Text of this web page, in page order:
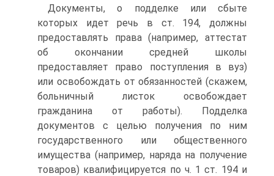
Документы, о подделке или сбыте
которых идет речь в ст. 194, должны
предоставлять права (например, аттестат
об окончании средней школы
предоставляет право поступления в вуз)
или освобождать от обязанностей (скажем,
больничный листок освобождает
гражданина от работы). Подделка
документов с целью получения по ним
государственного или общественного
имущества (например, наряда на получение
товаров) квалифицируется по ч. 1 ст. 194 и